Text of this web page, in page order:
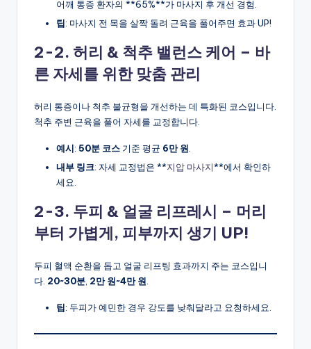
어깨 통증 환자의 **65%**가 마사지 후 개선 경험.
팁: 마사지 전 목을 살짝 돌려 근육을 풀어주면 효과 UP!
2-2. 허리 & 척추 밸런스 케어 – 바
른 자세를 위한 맞춤 관리
허리 통증이나 척추 불균형을 개선하는 데 특화된 코스입니다.
척추 주변 근육을 풀어 자세를 교정합니다.
예시: 50분 코스 기준 평균 6만 원.
내부 링크: 자세 교정법은 **지압 마사지**에서 확인하
세요.
2-3. 두피 & 얼굴 리프레시 – 머리
부터 가볍게, 피부까지 생기 UP!
두피 혈액 순환을 돕고 얼굴 리프팅 효과까지 주는 코스입니
다. 20~30분, 2만 원~4만 원.
팁: 두피가 예민한 경우 강도를 낮춰달라고 요청하세요.